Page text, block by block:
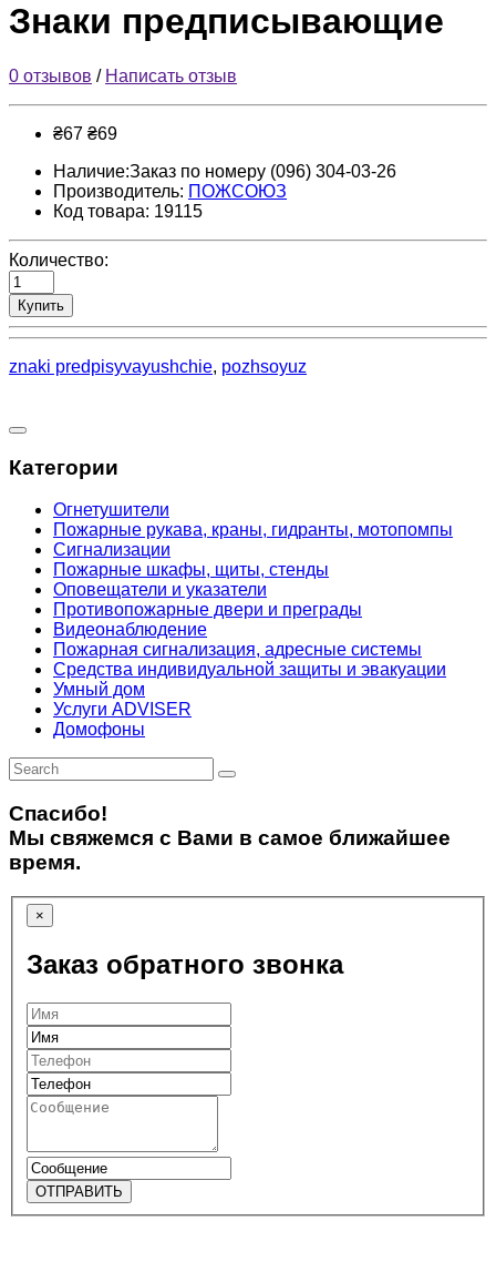
Знаки предписывающие
0 отзывов / Написать отзыв
₴67 ₴69
Наличие:Заказ по номеру (096) 304-03-26
Производитель: ПОЖСОЮЗ
Код товара: 19115
Количество:
Купить
znaki predpisyvayushchie, pozhsoyuz
Категории
Огнетушители
Пожарные рукава, краны, гидранты, мотопомпы
Сигнализации
Пожарные шкафы, щиты, стенды
Оповещатели и указатели
Противопожарные двери и преграды
Видеонаблюдение
Пожарная сигнализация, адресные системы
Средства индивидуальной защиты и эвакуации
Умный дом
Услуги ADVISER
Домофоны
Спасибо!
Мы свяжемся с Вами в самое ближайшее
время.
×
Заказ обратного звонка
ОТПРАВИТЬ